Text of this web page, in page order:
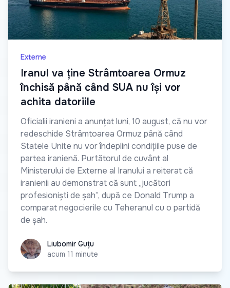
Externe
Iranul va ține Strâmtoarea Ormuz
închisă până când SUA nu își vor
achita datoriile
Oficialii iranieni a anunțat luni, 10 august, că nu vor
redeschide Strâmtoarea Ormuz până când
Statele Unite nu vor îndeplini condițiile puse de
partea iranienă. Purtătorul de cuvânt al
Ministerului de Externe al Iranului a reiterat că
iranienii au demonstrat că sunt „jucători
profesioniști de șah”, după ce Donald Trump a
comparat negocierile cu Teheranul cu o partidă
de șah.
Liubomir Guțu
Liubomir Guțu
acum 11 minute